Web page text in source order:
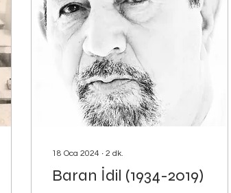
18 Oca 2024 ∙ 2 dk.
Baran İdil (1934-2019)